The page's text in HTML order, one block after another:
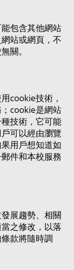
包含其他網站
站或網頁，不
關。
cookie技術，
cookie是網站
技術，它可能
可以經由瀏覽
用戶想知道如
件和本校服務
展趨勢、相關
之修改，以落
款將隨時調